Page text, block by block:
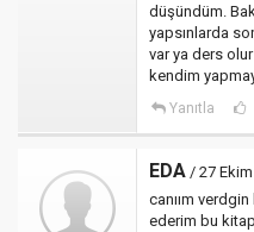
düşündüm.
yapsınlarda
var ya ders
kendim
Yanıtla
EDA / 27 Ekim
canıım
ederim bu